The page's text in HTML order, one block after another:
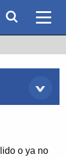
Socios
o ya no